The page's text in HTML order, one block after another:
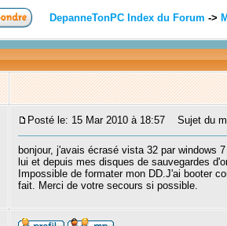
DepanneTonPC Index du Forum ->
Posté le: 15 Mar 2010 à 18:57 Sujet du
bonjour, j'avais écrasé vista 32 par windows
lui et depuis mes disques de sauvegardes
Impossible de formater mon DD.J'ai booter
fait. Merci de votre secours si possible.